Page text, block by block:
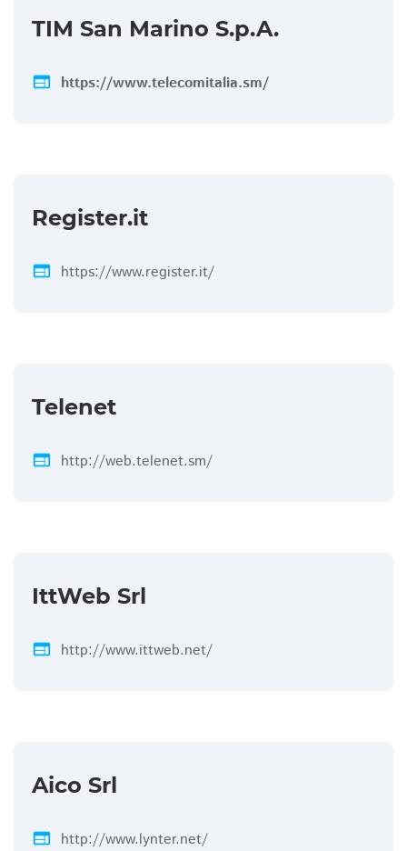
TIM San Marino S.p.A.
web https://www.telecomitalia.sm/
Register.it
web https://www.register.it/
Telenet
web http://web.telenet.sm/
IttWeb Srl
web http://www.ittweb.net/
Aico Srl
web http://www.lynter.net/